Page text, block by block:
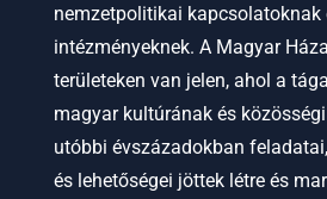
nemzetpolitikai kapcsolatoknak
intézményeknek. A Magyar
területeken van jelen, ahol a
magyar kultúrának és
utóbbi évszázadokban
és lehetőségei jöttek létre és